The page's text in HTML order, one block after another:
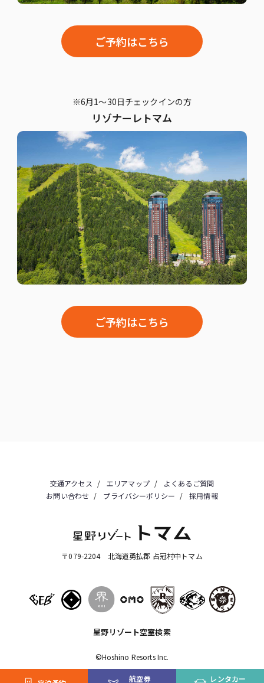
ご予約はこちら
※6月1～30日チェックインの方
リゾナーレトマム
ご予約はこちら
航空券
レンタカー
交通アクセス エリアマップ
よくあるご質問
お問い合わせ
プライバシーポリシー 採用情報
〒079-2204 北海道勇払郡 占冠村中トマム
星野リゾート空室検索
©Hoshino Resorts Inc.